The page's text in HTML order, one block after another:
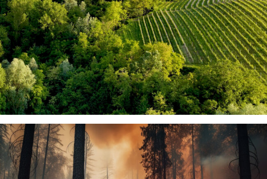
LOS INCENDIOS FORESTALES EVOLUCIONAN
HACIA EMERGENCIAS TERRITORIALES QUE
PONEN EN RIESGO A LA POBLACIÓN